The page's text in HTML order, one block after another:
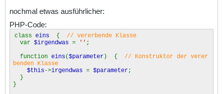
nochmal etwas ausführlicher:
PHP-Code:
class eins { // vererbende Klasse
var $irgendwas = '' ;
function eins($parameter) { // Konstruktor der verer
benden Klasse
$this->irgendwas = $parameter;
}
}